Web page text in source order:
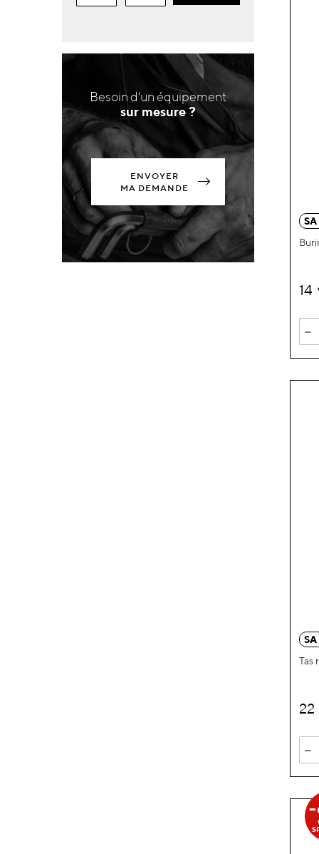
14
-
Tas
22
-
-
Besoin d'un équipement
sur mesure ?
ENVOYER
MA DEMANDE